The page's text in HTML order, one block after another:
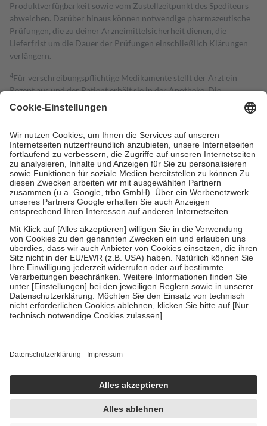
Produktverfügbarkeit sowie vom Zustellzeitpunkt des Spediteurs
abweichen. Darüber hinaus können notwendige pharmazeutische
Prüfungen, die zu deiner Arzneimittelsicherheit dienen, die
Lieferfrist um die Dauer der Prüfungen einschließlich Klärungen
verlängern.
4Für verschreibungspflichtige Medikamente stellt der Arzt ein
Rezept aus und der Patient erhält sie in der Apotheke. Die
gesetzliche Krankenversicherung übernimmt in der Regel die
Kosten dafür, der Versicherte trägt einen Teil davon als Zuzahlung
Grundsätzlich leisten Mitglieder Zuzahlungen in Höhe von zehn
Prozent des Abgabepreises,mindestens jedochfünf Euround
höchstens zehn Euro.Es sind jedoch nie mehr als die tatsächlichen
Kosten der Leistung zu entrichten.
Diese Regeln gelten grundsätzlich auch für Online-Apotheken.
Bei Heilmitteln und häuslicher Krankenpflege beträgt die
Zuzahlung zehn Prozent der Kosten sowie zehn Euro je
Verordnung.
Um das Engagement der Versicherten für ihre eigene Gesundheit zu
stärken und die besondere Stellung der Familie zu unterstützen,
fallenkeine Zuzahlungenan bei:
• Kindern und Jugendlichen bis zum vollendeten 18. Lebensjahr
mit Ausnahme der Fahrkosten
• Untersuchungen zur Vorsorge und Früherkennung, die von der
GKV getragen werden
Einholung von Bewertungen. Trusted Shops hat Maßnahmen
getroffen, um sicherzustellen, dass es sich um echte Bewertungen
handelt. Mehr Informationen findest du hier:
https://help.etrusted.com/hc/de/articles/4419944605341